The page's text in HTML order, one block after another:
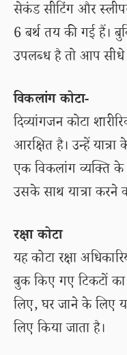
सेकंड सीटिंग और
6 बर्थ तय की गई हैं।
उपलब्ध है तो आप
विकलांग कोटा-
दिव्यांगजन कोटा
आरक्षित है। उन्हें
एक विकलांग व्यक्ति
उसके साथ यात्रा करने
रक्षा कोटा
यह कोटा रक्षा
बुक किए गए टिकटों
लिए, घर जाने के लिए
लिए किया जाता है।